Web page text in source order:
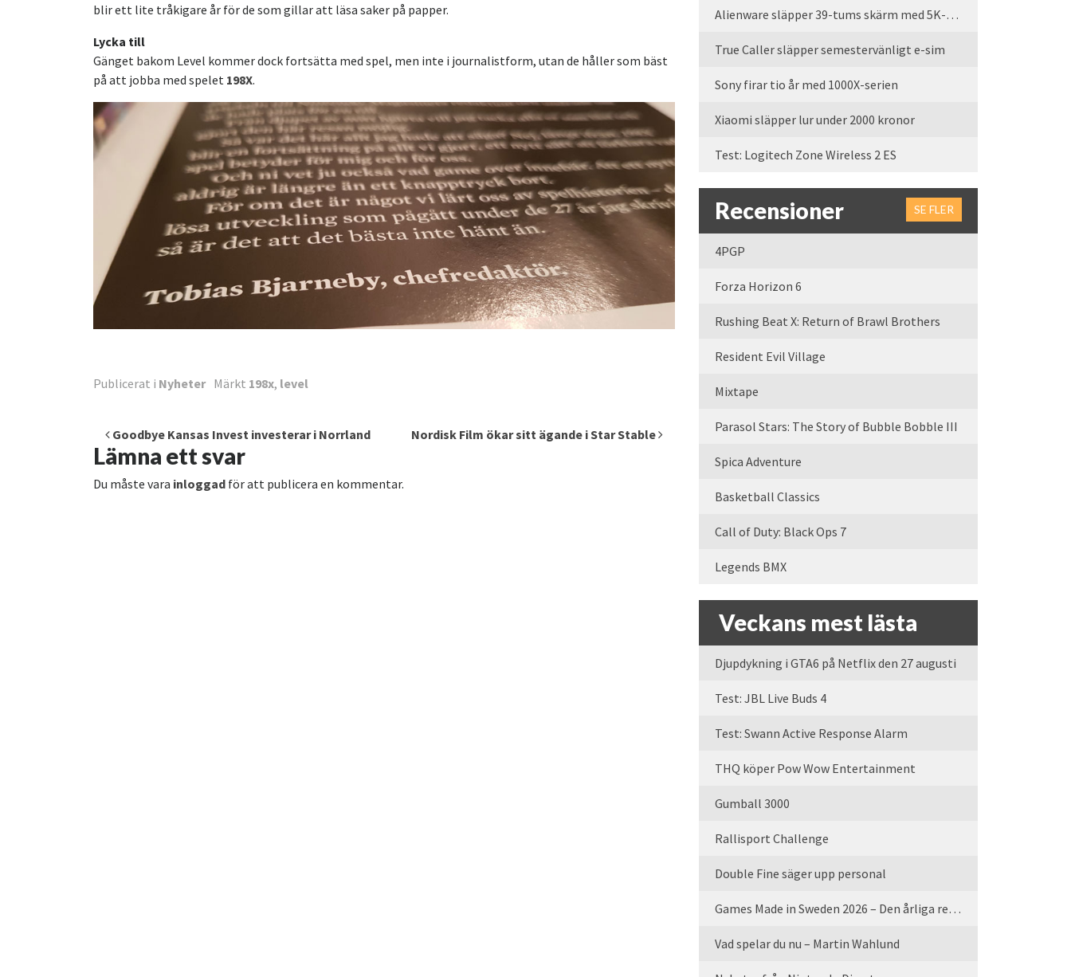
blir ett lite tråkigare år för de som gillar att läsa saker på papper.
Lycka till
Gänget bakom Level kommer dock fortsätta med spel, men inte i journalistform, utan de håller som bäst
på att jobba med spelet 198X.
Publicerat i Nyheter Märkt 198x, level
Inläggsnavigering
Goodbye Kansas Invest investerar i Norrland Nordisk Film ökar sitt ägande i Star Stable
Lämna ett svar
Du måste vara inloggad för att publicera en kommentar.
Alienware släpper 39-tums skärm med 5K-upplösning
True Caller släpper semestervänligt e-sim
Sony firar tio år med 1000X-serien
Xiaomi släpper lur under 2000 kronor
Test: Logitech Zone Wireless 2 ES
Recensioner SE FLER
4PGP
Forza Horizon 6
Rushing Beat X: Return of Brawl Brothers
Resident Evil Village
Mixtape
Parasol Stars: The Story of Bubble Bobble III
Spica Adventure
Basketball Classics
Call of Duty: Black Ops 7
Legends BMX
Veckans mest lästa
Djupdykning i GTA6 på Netflix den 27 augusti
Test: JBL Live Buds 4
Test: Swann Active Response Alarm
THQ köper Pow Wow Entertainment
Gumball 3000
Rallisport Challenge
Double Fine säger upp personal
Games Made in Sweden 2026 – Den årliga rean är tillbaka
Vad spelar du nu – Martin Wahlund